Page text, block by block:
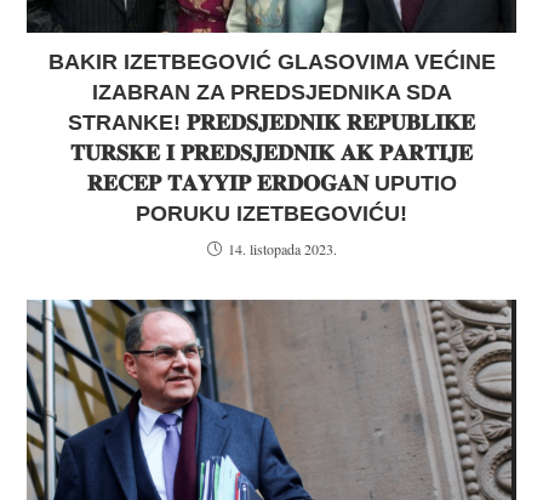
BAKIR IZETBEGOVIĆ GLASOVIMA VEĆINE
IZABRAN ZA PREDSJEDNIKA SDA
STRANKE! 𝐏𝐑𝐄𝐃𝐒𝐉𝐄𝐃𝐍𝐈𝐊 𝐑𝐄𝐏𝐔𝐁𝐋𝐈𝐊𝐄
𝐓𝐔𝐑𝐒𝐊𝐄 𝐈 𝐏𝐑𝐄𝐃𝐒𝐉𝐄𝐃𝐍𝐈𝐊 𝐀𝐊 𝐏𝐀𝐑𝐓𝐈𝐉𝐄
𝐑𝐄𝐂𝐄𝐏 𝐓𝐀𝐘𝐘𝐈𝐏 𝐄𝐑𝐃𝐎𝐆𝐀𝐍 UPUTIO
PORUKU IZETBEGOVIĆU!
14. listopada 2023.